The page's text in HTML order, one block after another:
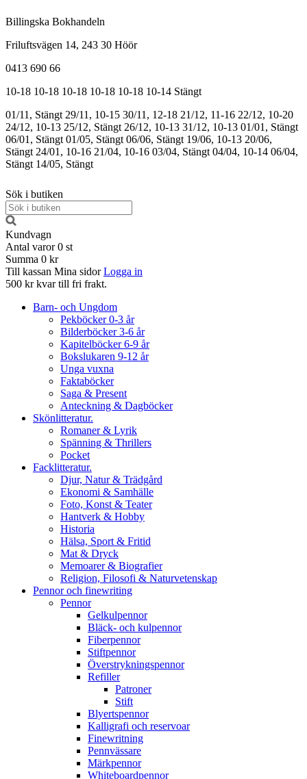
Billingska Bokhandeln
Friluftsvägen 14, 243 30 Höör
0413 690 66
10-18 10-18 10-18 10-18 10-18 10-14 Stängt
01/11, Stängt 29/11, 10-15 30/11, 12-18 21/12, 11-16 22/12, 10-20
24/12, 10-13 25/12, Stängt 26/12, 10-13 31/12, 10-13 01/01, Stängt
06/01, Stängt 01/05, Stängt 06/06, Stängt 19/06, 10-13 20/06,
Stängt 24/01, 10-16 21/04, 10-16 03/04, Stängt 04/04, 10-14 06/04,
Stängt 14/05, Stängt
Sök i butiken
Kundvagn
Antal varor 0 st
Summa 0 kr
Till kassan Mina sidor Logga in
500 kr kvar till fri frakt.
Barn- och Ungdom
Pekböcker 0-3 år
Bilderböcker 3-6 år
Kapitelböcker 6-9 år
Bokslukaren 9-12 år
Unga vuxna
Faktaböcker
Saga & Present
Anteckning & Dagböcker
Skönlitteratur.
Romaner & Lyrik
Spänning & Thrillers
Pocket
Facklitteratur.
Djur, Natur & Trädgård
Ekonomi & Samhälle
Foto, Konst & Teater
Hantverk & Hobby
Historia
Hälsa, Sport & Fritid
Mat & Dryck
Memoarer & Biografier
Religion, Filosofi & Naturvetenskap
Pennor och finewriting
Pennor
Gelkulpennor
Bläck- och kulpennor
Fiberpennor
Stiftpennor
Överstrykningspennor
Refiller
Patroner
Stift
Blyertspennor
Kalligrafi och reservoar
Finewritning
Pennvässare
Märkpennor
Whiteboardpennor